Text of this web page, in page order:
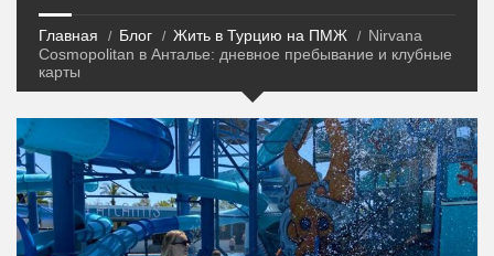
Главная Блог Жить в Турцию на ПМЖ
Nirvana
Cosmopolitan в Анталье: дневное пребывание и клубные
карты